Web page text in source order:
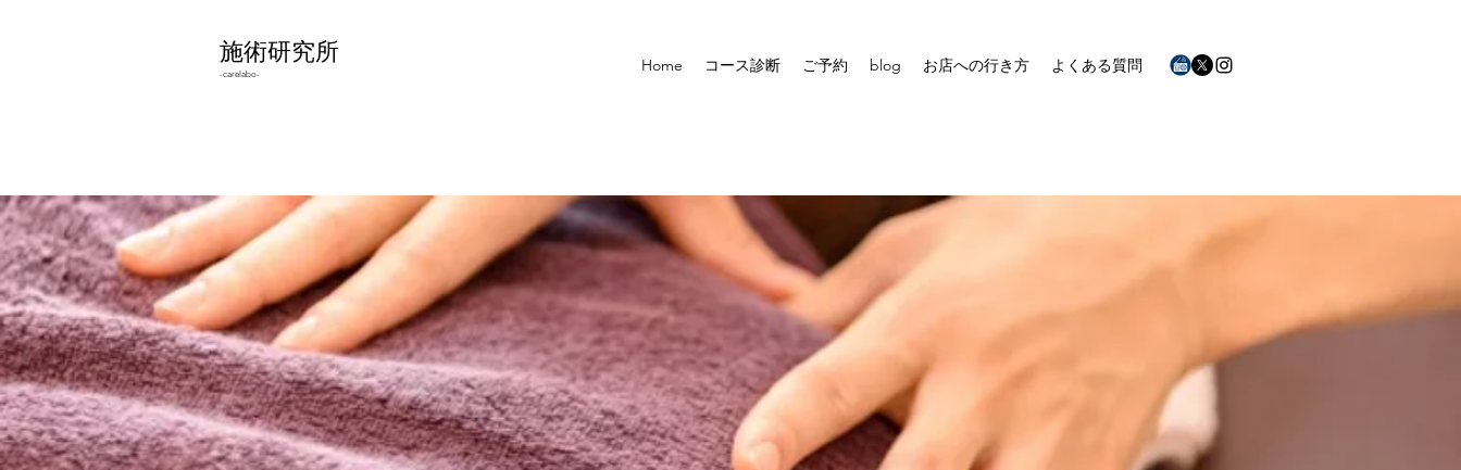
施術研究所
-carelabo- Home コース診断 ご予約 blog お店への行き方 よくある質問